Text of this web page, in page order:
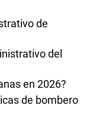
de
del
en 2026?
de bombero